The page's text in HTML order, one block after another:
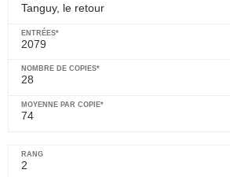
Tanguy, le retour
2079
28
74
2